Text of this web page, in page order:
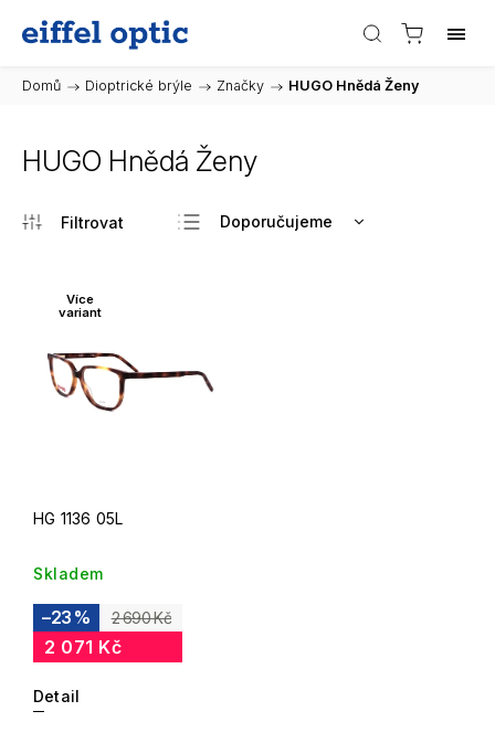
Domů / Dioptrické brýle / Značky / HUGO Hnědá Ženy
HUGO Hnědá Ženy
Doporučujeme
Více
variant
HG 1136 05L
Skladem
2 690 Kč
–23 %
2 071 Kč
Detail